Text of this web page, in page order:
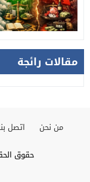
مقالات رائجة
من نحن اتصل
حقوق الحقوق